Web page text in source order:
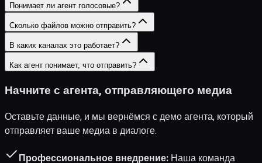
Понимает ли агент голосовые?
Сколько файлов можно отправить?
В каких каналах это работает?
Как агент понимает, что отправить?
Начните с агента, отправляющего медиа
Оставьте данные, и мы вернёмся с демо агента, который
отправляет ваше медиа в диалоге.
Профессиональное внедрение: Наша команда